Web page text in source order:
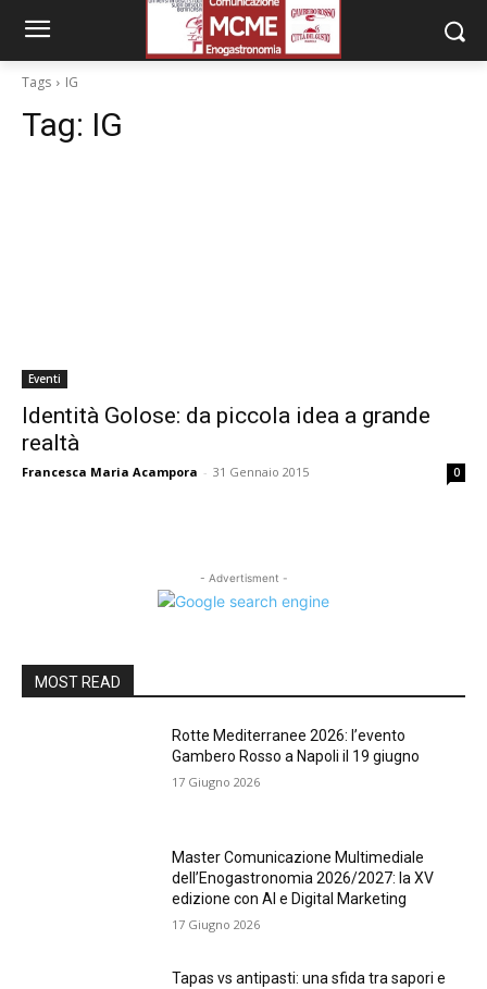
Tags IG
Tag: IG
Eventi
Identità Golose: da piccola idea a grande
realtà
Francesca Maria Acampora - 31 Gennaio 2015 0
- Advertisment -
MOST READ
Rotte Mediterranee 2026: l’evento
Gambero Rosso a Napoli il 19 giugno
17 Giugno 2026
Master Comunicazione Multimediale
dell’Enogastronomia 2026/2027: la XV
edizione con AI e Digital Marketing
17 Giugno 2026
Tapas vs antipasti: una sfida tra sapori e